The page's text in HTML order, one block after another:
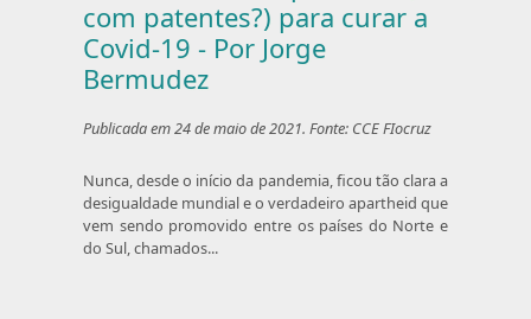
com patentes?) para curar a
Covid-19 - Por Jorge
Bermudez
Publicada em 24 de maio de 2021. Fonte: CCE FIocruz
Nunca, desde o início da pandemia, ficou tão clara a
desigualdade mundial e o verdadeiro apartheid que
vem sendo promovido entre os países do Norte e
do Sul, chamados...